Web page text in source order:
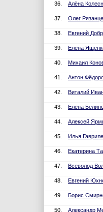
36. Алёна
37. Олег
38. Евгений
39. Елена
40. Михаил
41. Антон
42. Виталий
43. Елена
44. Алексей
45. Илья
46. Екатерина
47. Всеволод
48. Евгений
49. Борис
50. Александр